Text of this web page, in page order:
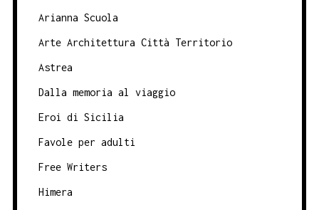
Arianna Scuola
Arte Architettura Città Territorio
Astrea
Dalla memoria al viaggio
Eroi di Sicilia
Favole per adulti
Free Writers
Himera